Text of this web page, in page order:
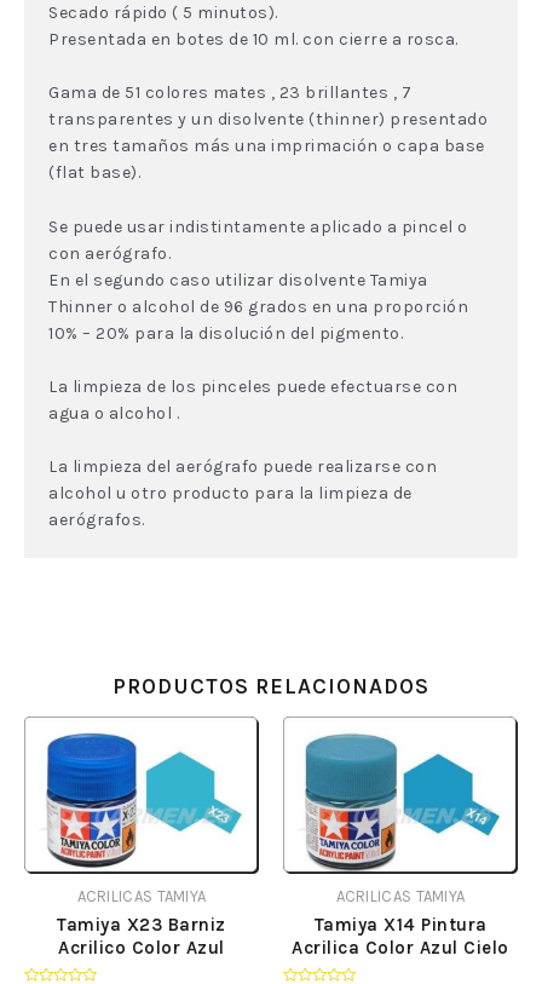
Secado rápido ( 5 minutos).
Presentada en botes de 10 ml. con cierre a rosca.
Gama de 51 colores mates , 23 brillantes , 7
transparentes y un disolvente (thinner) presentado
en tres tamaños más una imprimación o capa base
(flat base).
Se puede usar indistintamente aplicado a pincel o
con aerógrafo.
En el segundo caso utilizar disolvente Tamiya
Thinner o alcohol de 96 grados en una proporción
10% – 20% para la disolución del pigmento.
La limpieza de los pinceles puede efectuarse con
agua o alcohol .
La limpieza del aerógrafo puede realizarse con
alcohol u otro producto para la limpieza de
aerógrafos.
PRODUCTOS RELACIONADOS
ACRILICAS TAMIYA
Tamiya X23 Barniz
Acrilico Color Azul
Translucido
ACRILICAS TAMIYA
Tamiya X14 Pintura
Acrilica Color Azul Cielo